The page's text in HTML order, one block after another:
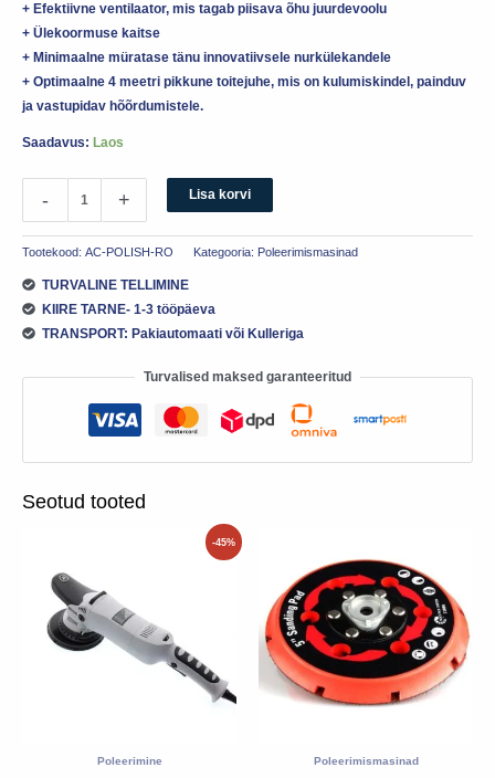
+ Efektiivne ventilaator, mis tagab piisava õhu juurdevoolu
+ Ülekoormuse kaitse
+ Minimaalne müratase tänu innovatiivsele nurkülekandele
+ Optimaalne 4 meetri pikkune toitejuhe, mis on kulumiskindel, painduv
ja vastupidav hõõrdumistele.
Saadavus: Laos
- + Lisa korvi
Tootekood: AC-POLISH-RO Kategooria: Poleerimismasinad
TURVALINE TELLIMINE
KIIRE TARNE- 1-3 tööpäeva
TRANSPORT: Pakiautomaati või Kulleriga
Turvalised maksed garanteeritud
Seotud tooted
-45%
Poleerimine
Praegune
hind
Poleerimismasinad